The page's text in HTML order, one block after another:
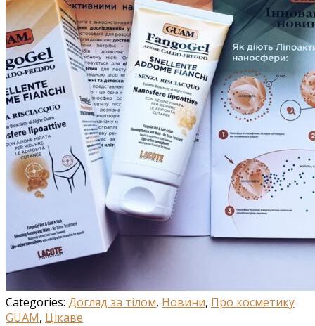
Categories: Догляд за тілом, Новини, Про косметику
GUAM, Цікаве